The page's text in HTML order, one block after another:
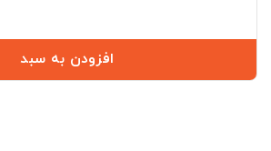
افزودن به سبد